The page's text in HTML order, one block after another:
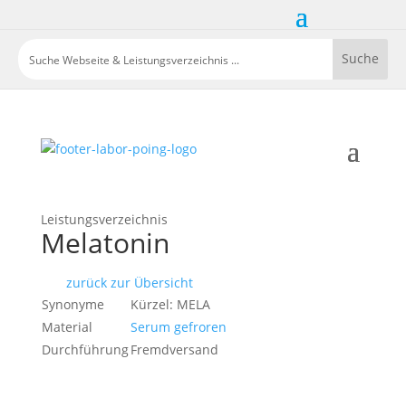
Leistungsverzeichnis
Melatonin
zurück zur Übersicht
Synonyme
Kürzel: MELA
Material
Serum gefroren
DurchführungFremdversand